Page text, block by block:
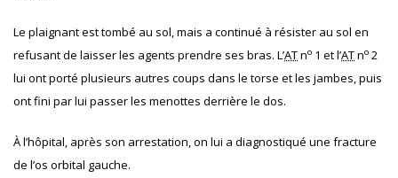
Le plaignant est tombé au sol, mais a continué à résister au sol en
refusant de laisser les agents prendre ses bras. L’ATno 1 et l’ATno 2
lui ont porté plusieurs autres coups dans le torse et les jambes, puis
ont fini par lui passer les menottes derrière le dos.
À l’hôpital, après son arrestation, on lui a diagnostiqué une fracture
de l’os orbital gauche.